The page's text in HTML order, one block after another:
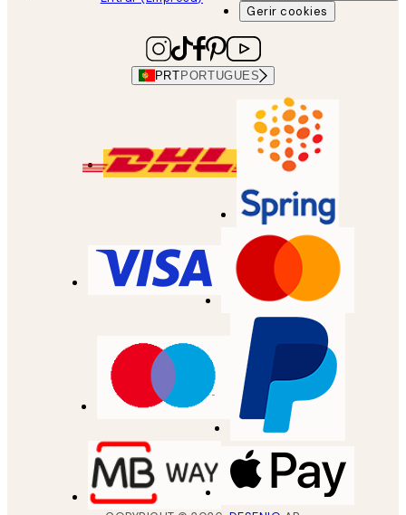
Gerir cookies
PRT PORTUGUES